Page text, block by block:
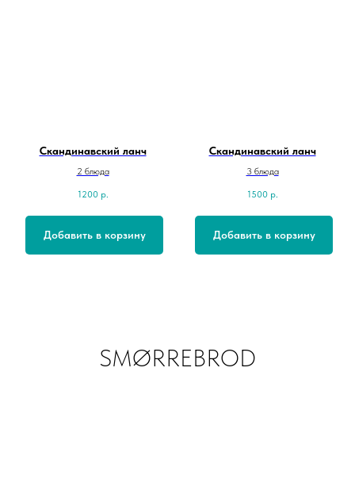
Скандинавский ланч
2 блюда
1200 р.
Добавить в корзину
Скандинавский ланч
3 блюда
1500 р.
Добавить в корзину
SMØRREBROD